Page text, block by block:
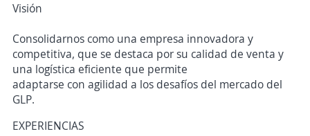
Visión
Consolidarnos como una empresa innovadora y
competitiva, que se destaca por su calidad de venta y
una logística eficiente que permite
adaptarse con agilidad a los desafíos del mercado del
GLP.
EXPERIENCIAS